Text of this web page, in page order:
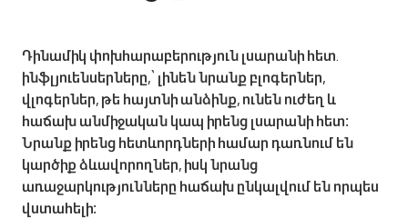
Դինամիկ փոխհարաբերություն լսարանի հետ․
ինֆլյուենսերները,՝ լինեն նրանք բլոգերներ,
վլոգերներ, թե հայտնի անձինք, ունեն ուժեղ և
հաճախ անմիջական կապ իրենց լսարանի հետ։
Նրանք իրենց հետևորդների համար դառնում են
կարծիք ձևավորողներ, իսկ նրանց
առաջարկությունները հաճախ ընկալվում են որպես
վստահելի։